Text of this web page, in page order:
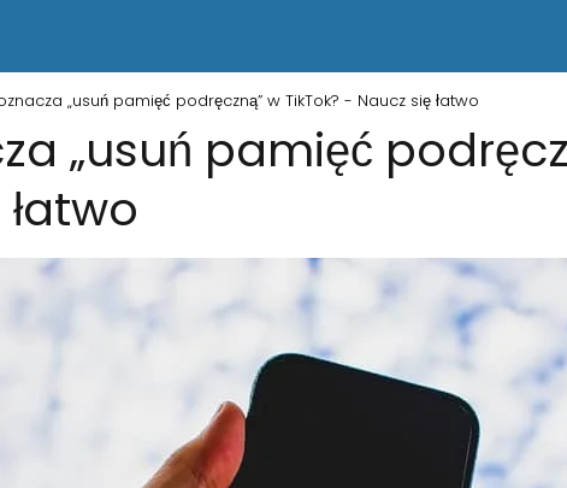
„usuń pamięć podręczną” w TikTok? - Naucz się łatwo
„usuń pamięć